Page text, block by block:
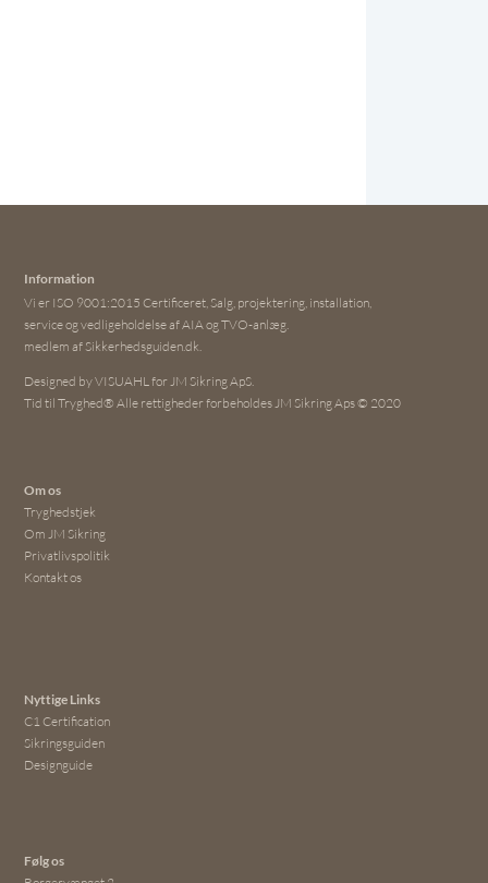
Information
Vi er ISO 9001:2015 Certificeret, Salg, projektering, installation,
service og vedligeholdelse af AIA og TVO-anlæg.
medlem af Sikkerhedsguiden.dk.
Designed by VISUAHL for JM Sikring ApS.
Tid til Tryghed® Alle rettigheder forbeholdes JM Sikring Aps © 2020
Om os
Tryghedstjek
Om JM Sikring
Privatlivspolitik
Kontakt os
Nyttige Links
C1 Certification
Sikringsguiden
Designguide
Følg os